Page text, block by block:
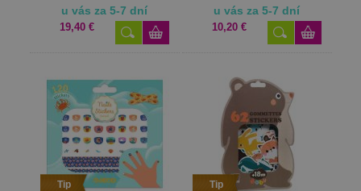
u vás za 5-7 dní
19,40 €
u vás za 5-7 dní
10,20 €
Tip Tip